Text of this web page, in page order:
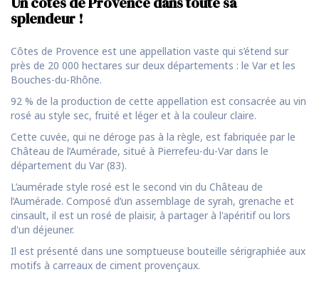
splendeur !
Côtes de Provence est une appellation vaste qui s’étend sur
près de 20 000 hectares sur deux départements : le Var et les
Bouches-du-Rhône.
92 % de la production de cette appellation est consacrée au vin
rosé au style sec, fruité et léger et à la couleur claire.
Cette cuvée, qui ne déroge pas à la règle, est fabriquée par le
Château de l’Aumérade, situé à Pierrefeu-du-Var dans le
département du Var (83).
L’aumérade style rosé est le second vin du Château de
l’Aumérade. Composé d’un assemblage de syrah, grenache et
cinsault, il est un rosé de plaisir, à partager à l'apéritif ou lors
d'un déjeuner.
Il est présenté dans une somptueuse bouteille sérigraphiée aux
motifs à carreaux de ciment provençaux.